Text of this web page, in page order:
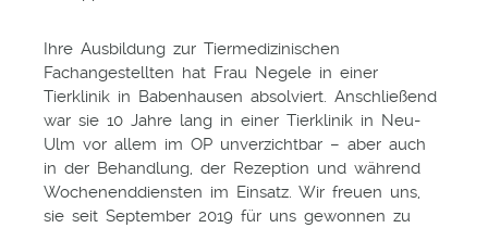
Ihre Ausbildung zur Tiermedizinischen
Fachangestellten hat Frau Negele in einer
Tierklinik in Babenhausen absolviert. Anschließend
war sie 10 Jahre lang in einer Tierklinik in Neu-
Ulm vor allem im OP unverzichtbar – aber auch
in der Behandlung, der Rezeption und während
Wochenenddiensten im Einsatz. Wir freuen uns,
sie seit September 2019 für uns gewonnen zu